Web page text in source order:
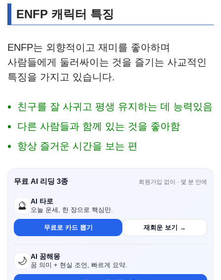
ENFP 캐릭터 특징
ENFP는 외향적이고 재미를 좋아하며
사람들에게 둘러싸이는 것을 즐기는 사교적인
특징을 가지고 있습니다.
친구를 잘 사귀고 평생 유지하는 데 능력있음
다른 사람들과 함께 있는 것을 좋아함
항상 즐거운 시간을 보는 편
무료 AI 리딩 3종 회원가입 없이 · 몇 분 안에
🔮 AI 타로
오늘 운세, 한 장으로 핵심만.
무료로 카드 뽑기 재회운 보기 →
🌙 AI 꿈해몽
꿈 의미 + 현실 조언, 빠르게 요약.